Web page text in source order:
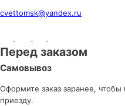
cvettomsk@yandex.ru
Перед заказом
Самовывоз
Оформите заказ заранее,
приезду.